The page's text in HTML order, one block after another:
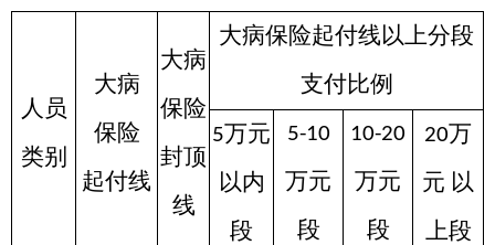
人员
类别
大病
保险
起付线
大病
保险
封顶
线
大病保险起付线以上分段
支付比例
5万元
以内
段
5-10
万元
段
10-20
万元
段
20万
元 以
上段